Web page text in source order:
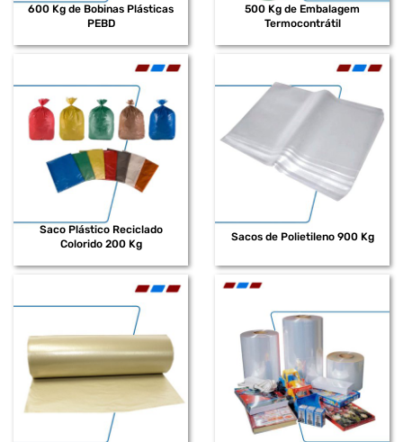
600 Kg de Bobinas Plásticas
PEBD
500 Kg de Embalagem
Termocontrátil
Saco Plástico Reciclado
Colorido 200 Kg
Sacos de Polietileno 900 Kg